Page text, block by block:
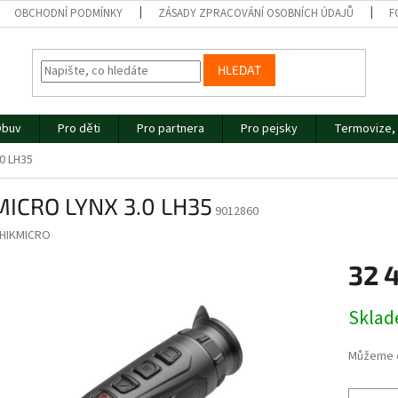
OBCHODNÍ PODMÍNKY ZÁSADY ZPRACOVÁNÍ OSOBNÍCH ÚDAJŮ
HLEDAT
Pro děti Pro partnera Pro pejsky
LH35
LYNX 3.0 LH35 9012860
HIKMICRO
32
cena:
Můžeme